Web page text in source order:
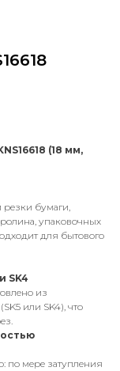
(18 мм,
бумаги,
упаковочных
для бытового
SK4
из
или SK4), что
по мере затупления